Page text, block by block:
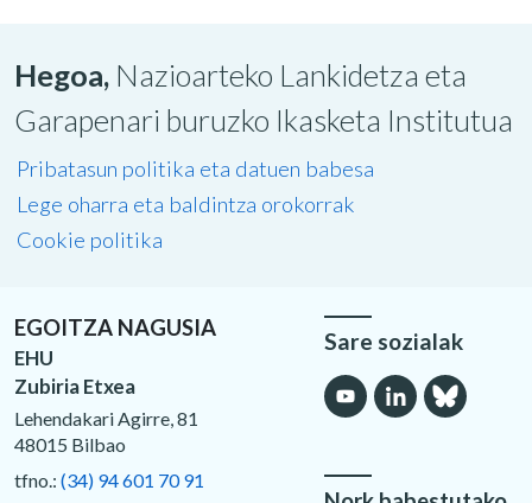
Hegoa, Nazioarteko Lankidetza eta
Garapenari buruzko Ikasketa Institutua
Pribatasun politika eta datuen babesa
Lege oharra eta baldintza orokorrak
Cookie politika
EGOITZA NAGUSIA
EHU
Zubiria Etxea
Lehendakari Agirre, 81
48015 Bilbao
tfno.: (34) 94 601 70 91
Sare sozialak